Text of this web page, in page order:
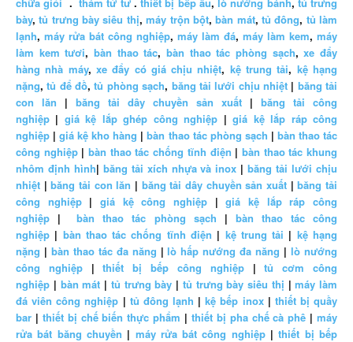
bày,tủ trưng bày siêu thị,máy trộn bột,bàn mát, tủ đông, tủ làm
lạnh, máy rửa bát công nghiệp, máy làm đá, máy làm kem, máy
làm kem tươi,bàn thao tác,bàn thao tác phòng sạch,xe đẩy
hàng nhà máy, xe đẩy có giá chịu nhiệt, kệ trung tải, kệ hạng
nặng,tủ để đồ,tủ phòng sạch, băng tải lưới chịu nhiệt| băng tải
con lăn | băng tải dây chuyền sản xuất | băng tải công
nghiệp | giá kệ lắp ghép công nghiệp |giá kệ lắp ráp công
nghiệp |giá kệ kho hàng |bàn thao tác phòng sạch | bàn thao tác
công nghiệp|bàn thao tác chống tĩnh điện | bàn thao tác khung
nhôm định hình| băng tải xích nhựa và inox |băng tải lưới chịu
nhiệt |băng tải con lăn | băng tải dây chuyền sản xuất |băng tải
công nghiệp|giá kệ công nghiệp |giá kệ lắp ráp công
nghiệp |bàn thao tác phòng sạch | bàn thao tác công
nghiệp | bàn thao tác chống tĩnh điện | kệ trung tải | kệ hạng
nặng | bàn thao tác đa năng |lò hấp nướng đa năng |lò nướng
công nghiệp|thiết bị bếp công nghiệp|tủ cơm công
nghiệp | bàn mát | tủ trưng bày | tủ trưng bày siêu thị |máy làm
đá viên công nghiệp | tủ đông lạnh |kệ bếp inox| thiết bị quầy
bar | thiết bị chế biến thực phẩm | thiết bị pha chế cà phê | máy
rửa bát băng chuyền | máy rửa bát công nghiệp|thiết bị bếp